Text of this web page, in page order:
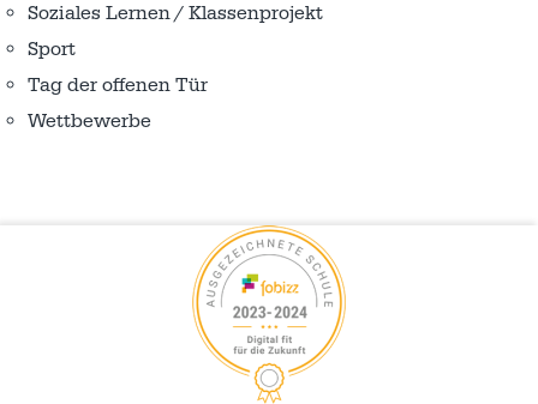
Soziales Lernen / Klassenprojekt
Sport
Tag der offenen Tür
Wettbewerbe